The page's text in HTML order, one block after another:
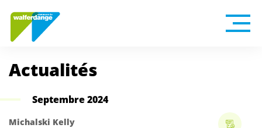
Actualités
Septembre 2024
Michalski Kelly